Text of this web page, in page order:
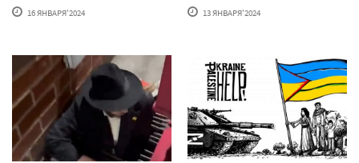
16 ЯНВАРЯ'2024 13 ЯНВАРЯ'2024